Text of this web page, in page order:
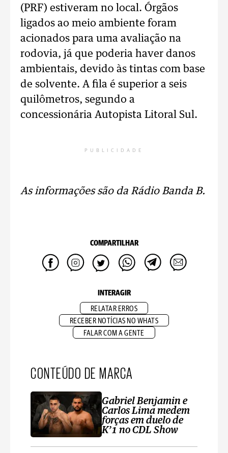
(PRF) estiveram no local. Órgãos
ligados ao meio ambiente foram
acionados para uma avaliação na
rodovia, já que poderia haver danos
ambientais, devido às tintas com base
de solvente. A fila é superior a seis
quilômetros, segundo a
concessionária Autopista Litoral Sul.
PUBLICIDADE
As informações são da Rádio Banda B.
COMPARTILHAR
INTERAGIR
RELATAR ERROS
RECEBER NOTÍCIAS NO WHATS
FALAR COM A GENTE
CONTEÚDO DE MARCA
Gabriel Benjamin e
Carlos Lima medem
forças em duelo de
K’1 no CDL Show